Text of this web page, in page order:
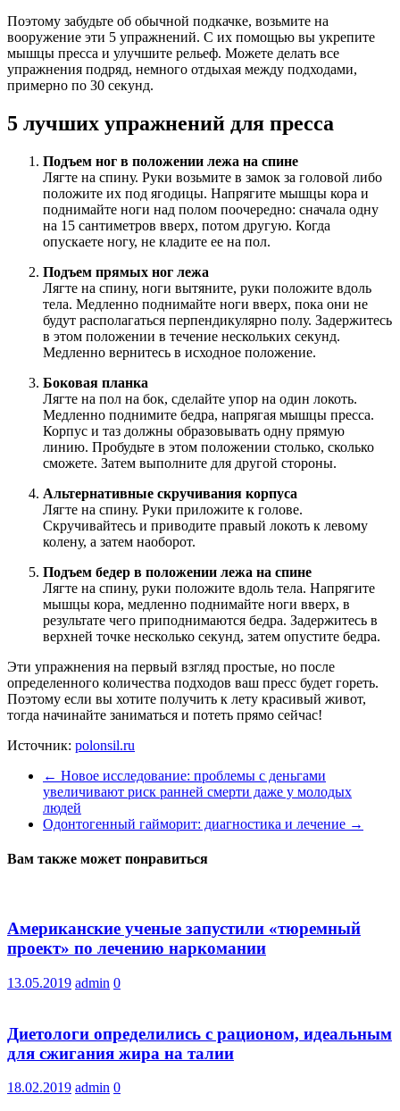
Поэтому забудьте об обычной подкачке, возьмите на
вооружение эти 5 упражнений. С их помощью вы укрепите
мышцы пресса и улучшите рельеф. Можете делать все
упражнения подряд, немного отдыхая между подходами,
примерно по 30 секунд.
5 лучших упражнений для пресса
Подъем ног в положении лежа на спине
Лягте на спину. Руки возьмите в замок за головой либо
положите их под ягодицы. Напрягите мышцы кора и
поднимайте ноги над полом поочередно: сначала одну
на 15 сантиметров вверх, потом другую. Когда
опускаете ногу, не кладите ее на пол.
Подъем прямых ног лежа
Лягте на спину, ноги вытяните, руки положите вдоль
тела. Медленно поднимайте ноги вверх, пока они не
будут располагаться перпендикулярно полу. Задержитесь
в этом положении в течение нескольких секунд.
Медленно вернитесь в исходное положение.
Боковая планка
Лягте на пол на бок, сделайте упор на один локоть.
Медленно поднимите бедра, напрягая мышцы пресса.
Корпус и таз должны образовывать одну прямую
линию. Пробудьте в этом положении столько, сколько
сможете. Затем выполните для другой стороны.
Альтернативные скручивания корпуса
Лягте на спину. Руки приложите к голове.
Скручивайтесь и приводите правый локоть к левому
колену, а затем наоборот.
Подъем бедер в положении лежа на спине
Лягте на спину, руки положите вдоль тела. Напрягите
мышцы кора, медленно поднимайте ноги вверх, в
результате чего приподнимаются бедра. Задержитесь в
верхней точке несколько секунд, затем опустите бедра.
Эти упражнения на первый взгляд простые, но после
определенного количества подходов ваш пресс будет гореть.
Поэтому если вы хотите получить к лету красивый живот,
тогда начинайте заниматься и потеть прямо сейчас!
Источник: polonsil.ru
← Новое исследование: проблемы с деньгами
увеличивают риск ранней смерти даже у молодых
людей
Одонтогенный гайморит: диагностика и лечение →
Вам также может понравиться
Американские ученые запустили «тюремный
проект» по лечению наркомании
13.05.2019 admin 0
Диетологи определились с рационом, идеальным
для сжигания жира на талии
18.02.2019 admin 0